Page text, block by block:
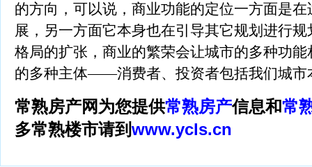
的方向，可以说，商业功能的定位一方面是
展，另一方面它本身也在引导其它规划进行
格局的扩张，商业的繁荣会让城市的多种功
的多种主体——消费者、投资者包括我们城市
常熟房产网为您提供常熟房产信息和常
多常熟楼市请到www.ycls.cn